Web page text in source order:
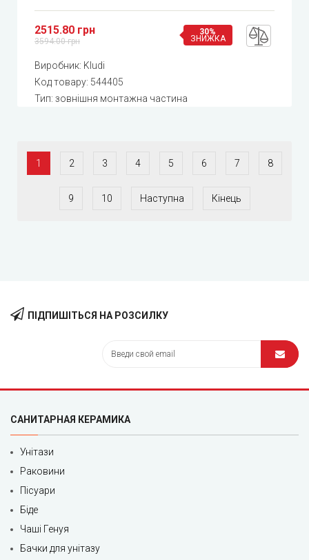
2515.80 грн
3594.00 грн
30%
ЗНИЖКА
Виробник: Kludi
Код товару: 544405
Тип: зовнішня монтажна частина
1 2 3 4 5 6 7 8
9 10 Наступна Кінець
ПІДПИШІТЬСЯ НА РОЗСИЛКУ
САНИТАРНАЯ КЕРАМИКА
Унітази
Раковини
Пісуари
Біде
Чаші Генуя
Бачки для унітазу